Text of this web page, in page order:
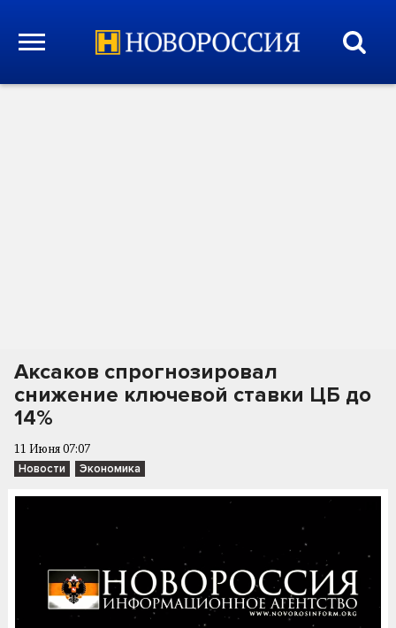
Аксаков спрогнозировал
снижение ключевой ставки ЦБ до
14%
11 Июня 07:07
Новости Экономика